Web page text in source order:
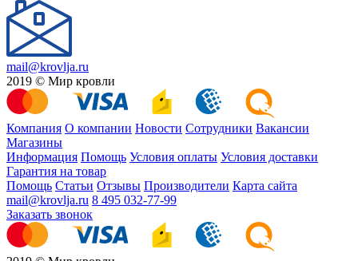
mail@krovlja.ru
2019 © Мир кровли
Компания О компании Новости Сотрудники Вакансии
Магазины
Информация Помощь Условия оплаты Условия доставки
Гарантия на товар
Помощь Статьи Отзывы Производители Карта сайта
mail@krovlja.ru 8 495 032-77-99
Заказать звонок